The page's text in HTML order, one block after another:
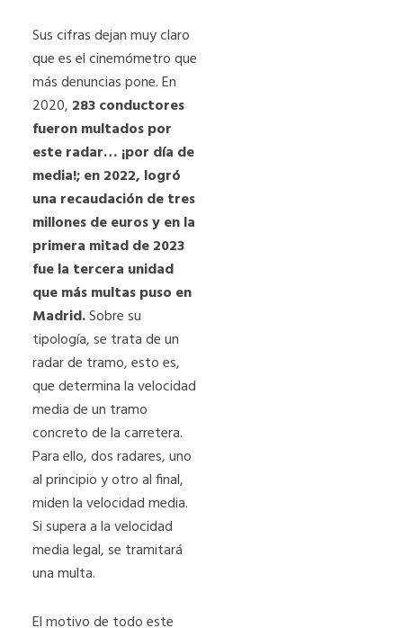
Sus cifras dejan muy claro
que es el cinemómetro que
más denuncias pone. En
2020, 283 conductores
fueron multados por
este radar… ¡por día de
media!; en 2022, logró
una recaudación de tres
millones de euros y en la
primera mitad de 2023
fue la tercera unidad
que más multas puso en
Madrid.Sobre su
tipología, se trata de un
radar de tramo, esto es,
que determina la velocidad
media de un tramo
concreto de la carretera.
Para ello, dos radares, uno
al principio y otro al final,
miden la velocidad media.
Si supera a la velocidad
media legal, se tramitará
una multa.
El motivo de todo este